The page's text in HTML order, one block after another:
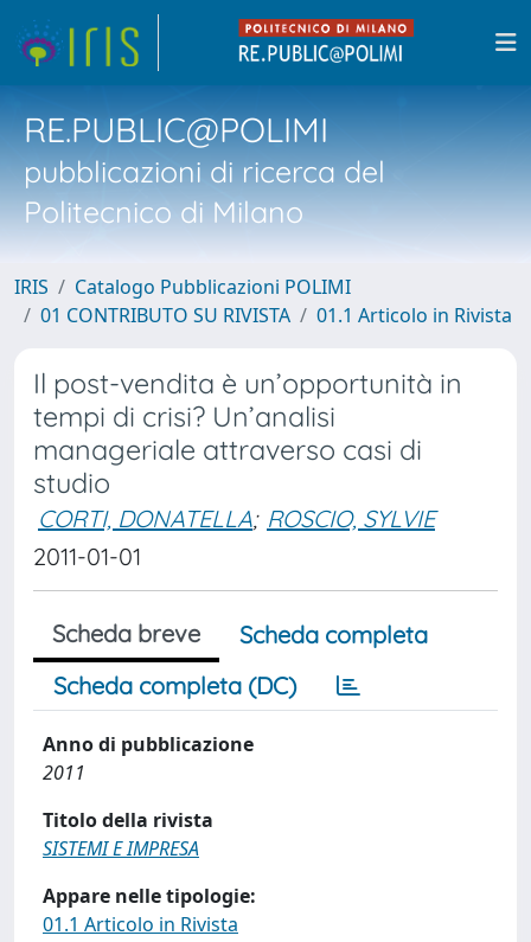
RE.PUBLIC@POLIMI
pubblicazioni di ricerca del
Politecnico di Milano
IRIS
Catalogo Pubblicazioni POLIMI
01 CONTRIBUTO SU RIVISTA
01.1 Articolo in Rivista
Il post-vendita è un’opportunità in
tempi di crisi? Un’analisi
manageriale attraverso casi di
studio
CORTI, DONATELLA; ROSCIO, SYLVIE
2011-01-01
Scheda breve
Scheda completa
Scheda completa (DC)
Anno di pubblicazione
2011
Titolo della rivista
SISTEMI E IMPRESA
Appare nelle tipologie:
01.1 Articolo in Rivista